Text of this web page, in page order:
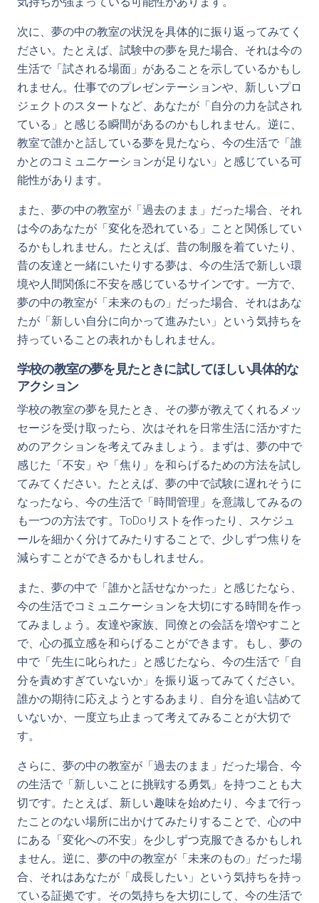
次に、夢の中の教室の状況を具体的に振り返ってみてく
ださい。たとえば、試験中の夢を見た場合、それは今の
生活で「試される場面」があることを示しているかもし
れません。仕事でのプレゼンテーションや、新しいプロ
ジェクトのスタートなど、あなたが「自分の力を試され
ている」と感じる瞬間があるのかもしれません。逆に、
教室で誰かと話している夢を見たなら、今の生活で「誰
かとのコミュニケーションが足りない」と感じている可
能性があります。
また、夢の中の教室が「過去のまま」だった場合、それ
は今のあなたが「変化を恐れている」ことと関係してい
るかもしれません。たとえば、昔の制服を着ていたり、
昔の友達と一緒にいたりする夢は、今の生活で新しい環
境や人間関係に不安を感じているサインです。一方で、
夢の中の教室が「未来のもの」だった場合、それはあな
たが「新しい自分に向かって進みたい」という気持ちを
持っていることの表れかもしれません。
学校の教室の夢を見たときに試してほしい具体的な
アクション
学校の教室の夢を見たとき、その夢が教えてくれるメッ
セージを受け取ったら、次はそれを日常生活に活かすた
めのアクションを考えてみましょう。まずは、夢の中で
感じた「不安」や「焦り」を和らげるための方法を試し
てみてください。たとえば、夢の中で試験に遅れそうに
なったなら、今の生活で「時間管理」を意識してみるの
も一つの方法です。ToDoリストを作ったり、スケジュ
ールを細かく分けてみたりすることで、少しずつ焦りを
減らすことができるかもしれません。
また、夢の中で「誰かと話せなかった」と感じたなら、
今の生活でコミュニケーションを大切にする時間を作っ
てみましょう。友達や家族、同僚との会話を増やすこと
で、心の孤立感を和らげることができます。もし、夢の
中で「先生に叱られた」と感じたなら、今の生活で「自
分を責めすぎていないか」を振り返ってみてください。
誰かの期待に応えようとするあまり、自分を追い詰めて
いないか、一度立ち止まって考えてみることが大切で
す。
さらに、夢の中の教室が「過去のまま」だった場合、今
の生活で「新しいことに挑戦する勇気」を持つことも大
切です。たとえば、新しい趣味を始めたり、今まで行っ
たことのない場所に出かけてみたりすることで、心の中
にある「変化への不安」を少しずつ克服できるかもしれ
ません。逆に、夢の中の教室が「未来のもの」だった場
合、それはあなたが「成長したい」という気持ちを持っ
ている証拠です。その気持ちを大切にして、今の生活で